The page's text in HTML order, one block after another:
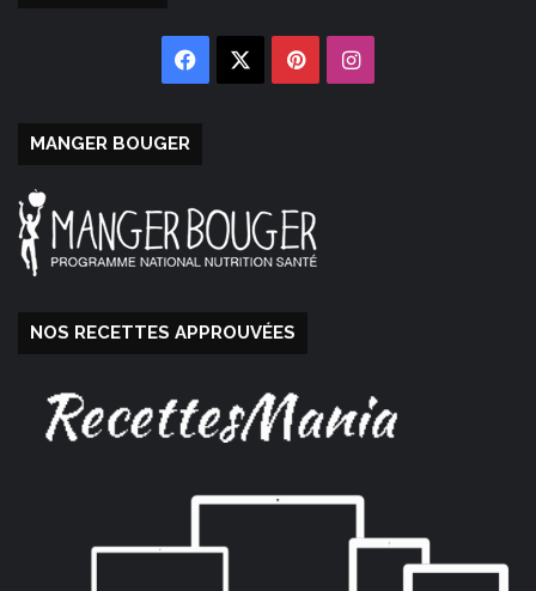
Facebook PinterestInstagram
MANGER BOUGER
NOS RECETTES APPROUVÉES